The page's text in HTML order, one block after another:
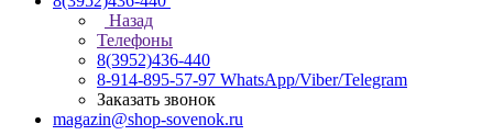
Назад
Телефоны
8(3952)436-440
8-914-895-57-97 WhatsApp/Viber/Telegram
Заказать звонок
magazin@shop-sovenok.ru